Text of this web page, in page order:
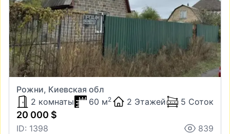
Рожни, Киевская обл
2 комнаты
60 м2 2 Этажей 5 Соток
20 000 $
ID: 1398
839